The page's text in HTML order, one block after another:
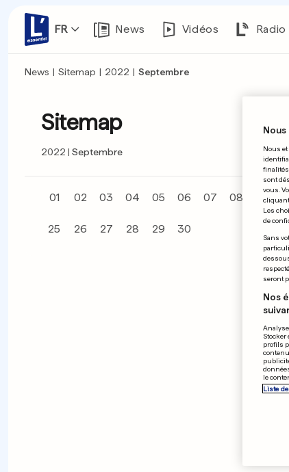
FR News Vidéos Radio
News | Sitemap | 2022 | Septembre
Sitemap
2022 Septembre
01 02 03 04 05 06 07 08 09
25 26 27 28 29 30
Nous et
finalités
sont
vous.
cliquant
Les
de
Sans
seront
Nos
profils
le
Liste